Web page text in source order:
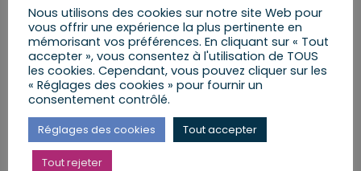
9h00 – 10h00 | Kilstett |Permanence du député ou
de son équipe parlementaire
10h30 – 11h30 | Weyersheim – Bietlenheim |
Permanence du député ou de son équipe
parlementaire
Assemblée nationale en séance :
Nous utilisons des cookies sur notre site Web pour
vous offrir une expérience la plus pertinente en
mémorisant vos préférences. En cliquant sur « Tout
accepter », vous consentez à l'utilisation de TOUS
les cookies. Cependant, vous pouvez cliquer sur les
« Réglages des cookies » pour fournir un
consentement contrôlé.
Réglages des cookies Tout accepter
Tout rejeter